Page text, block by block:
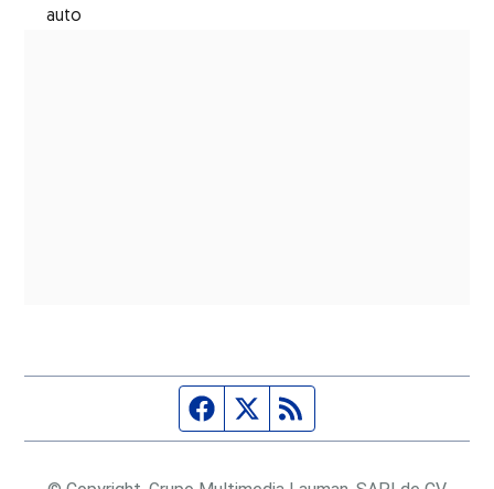
auto
Página de Facebook
Fuente Twitter